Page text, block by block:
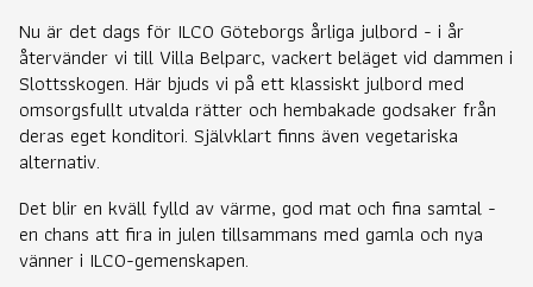
Nu är det dags för ILCO Göteborgs årliga julbord - i år
återvänder vi till Villa Belparc, vackert beläget vid dammen i
Slottsskogen. Här bjuds vi på ett klassiskt julbord med
omsorgsfullt utvalda rätter och hembakade godsaker från
deras eget konditori. Självklart finns även vegetariska
alternativ.
Det blir en kväll fylld av värme, god mat och fina samtal -
en chans att fira in julen tillsammans med gamla och nya
vänner i ILCO-gemenskapen.